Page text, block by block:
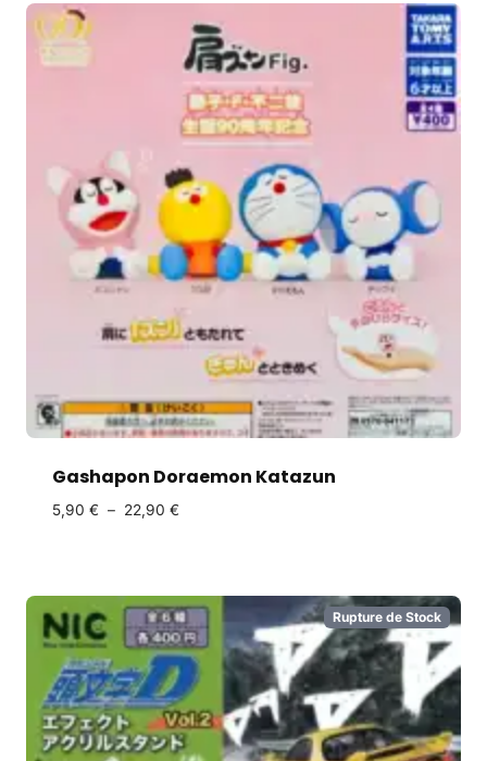
Gashapon Doraemon Katazun
5,90 € – 22,90 €
Rupture de Stock